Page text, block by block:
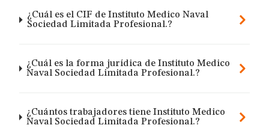
¿Cuál es el CIF de Instituto Medico Naval
Sociedad Limitada Profesional.?
¿Cuál es la forma jurídica de Instituto Medico
Naval Sociedad Limitada Profesional.?
¿Cuántos trabajadores tiene Instituto Medico
Naval Sociedad Limitada Profesional.?